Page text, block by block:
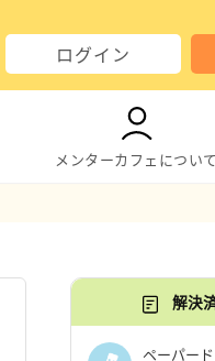
ログイン
メンターカフェについて
解決
ペーパー